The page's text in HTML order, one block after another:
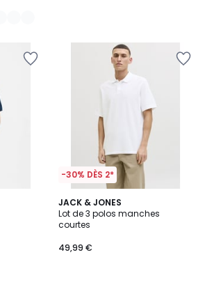
-30% DÈS 2*
JACK & JONES
Lot de 3 polos manches
courtes
49,99 €